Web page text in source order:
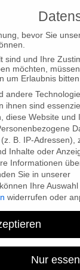
Germany
bevor Sie
sind und Ihre
möchten,
um Erlaubnis
andere
ihnen sind
diese Website und
B. IP-Adressen),
Inhalte oder
Informationen
Sie in unserer
Ihre Auswahl
widerrufen oder
Nur